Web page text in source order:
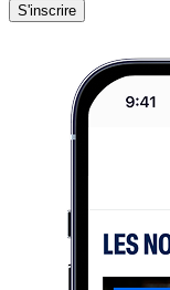
S'inscrire